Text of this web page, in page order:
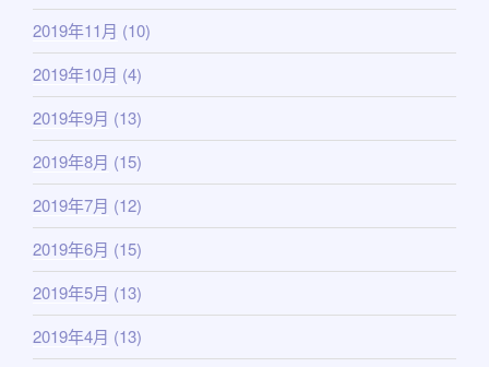
2019年11月 (10)
2019年10月 (4)
2019年9月 (13)
2019年8月 (15)
2019年7月 (12)
2019年6月 (15)
2019年5月 (13)
2019年4月 (13)